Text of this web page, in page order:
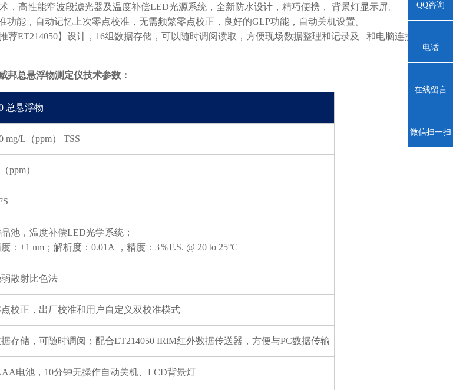
，高性能窄波段滤光器及温度补偿LED光源系统，全新防水设计，精巧便携， 背景灯显示屏。
功能，自动记忆上次零点校准，无需频繁零点校正，良好的GLP功能，自动关机设置。
荐ET214050】设计，16组数据存储，可以随时调阅读取，方便现场数据整理和记录及 和电脑连接
邦总悬浮物测定仪技术参数：
总悬浮物
mg/L （ppm） TSS
（ppm）
池，温度补偿LED光学系统；
：±1 nm； 解析度 ：0.01A ， 精度 ：3％F.S. @ 20 to 25°C
散射比色法
点校正，出厂校准和用户自定义双校准模式
据存储，可随时调阅；配合ET214050 IRiM红外数据传送器，方便与PC数据传输
电池 ，10分钟无操作自动关机 、LCD背景灯
QQ咨询
电话
在线留言
微信扫一扫